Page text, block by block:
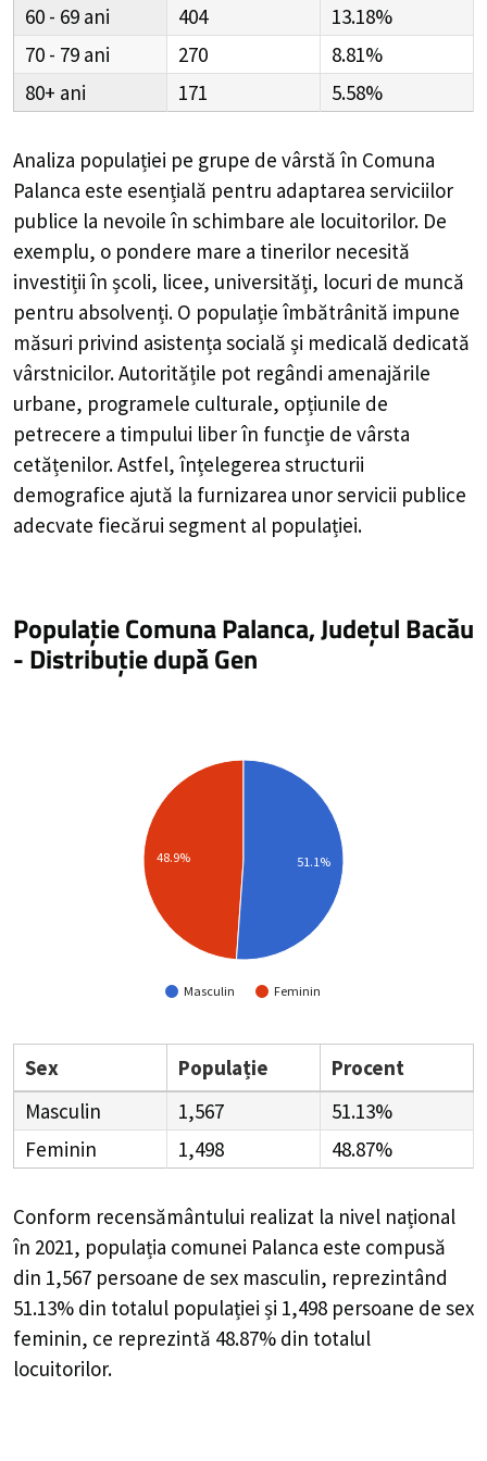
60 - 69 404
13.18%
70 - 79
270
8.81%
80+
171 5.58%
Analiza populației pe grupe de vârstă în Comuna
Palanca este esențială pentru adaptarea serviciilor
publice la nevoile în schimbare ale locuitorilor. De
exemplu, o pondere mare a tinerilor necesită
investiții în școli, licee, universități, locuri de muncă
pentru absolvenți. O populație îmbătrânită impune
măsuri privind asistența socială și medicală dedicată
vârstnicilor. Autoritățile pot regândi amenajările
urbane, programele culturale, opțiunile de
petrecere a timpului liber în funcție de vârsta
cetățenilor. Astfel, înțelegerea structurii
demografice ajută la furnizarea unor servicii publice
adecvate fiecărui segment al populației.
Populație Comuna Palanca, Județul Bacău
-Distribuțiedupă Gen
Masculin Feminin
48.9% 51.1%
Sex Populație
Procent
Masculin
1,567
51.13%
Feminin
1,498 48.87%
Conform recensământului realizat la nivel național
în 2021, populația comunei Palanca este compusă
din 1,567 persoane de sex masculin, reprezintând
51.13% din totalul populației și 1,498 persoane de sex
feminin, ce reprezintă 48.87% din totalul
locuitorilor.